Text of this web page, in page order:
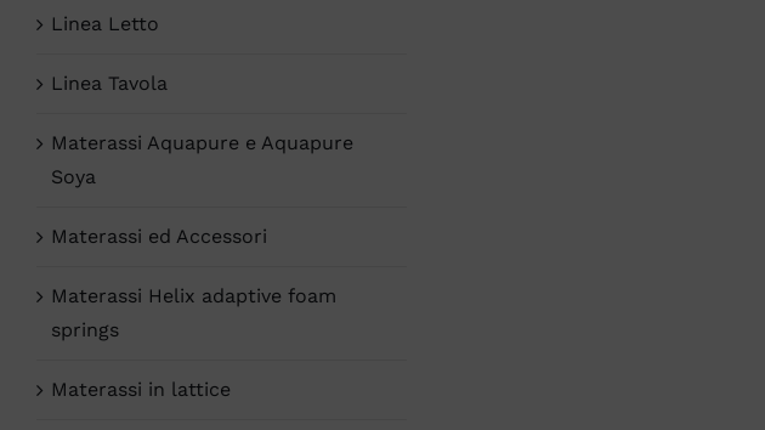
Linea Letto
Linea Tavola
Materassi Aquapure e Aquapure
Soya
Materassi ed Accessori
Materassi Helix adaptive foam
springs
Materassi in lattice